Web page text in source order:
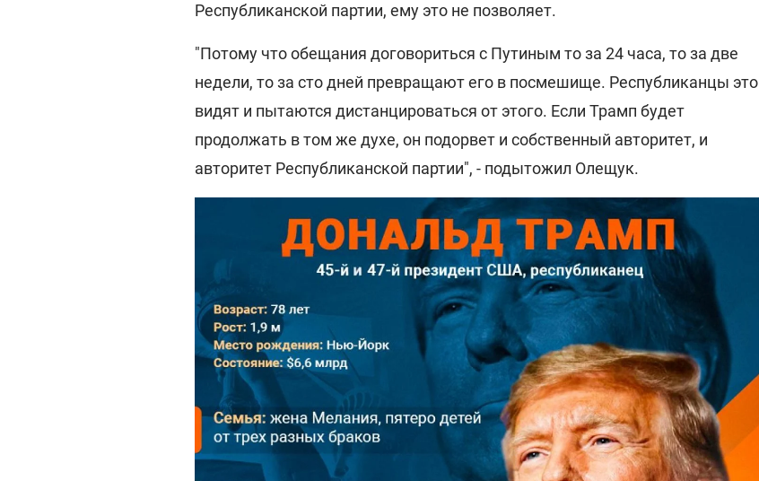
Республиканской партии, ему это не позволяет.
"Потому что обещания договориться с Путиным то за 24 часа, то за две
недели, то за сто дней превращают его в посмешище. Республиканцы это
видят и пытаются дистанцироваться от этого. Если Трамп будет
продолжать в том же духе, он подорвет и собственный авторитет, и
авторитет Республиканской партии", - подытожил Олещук.